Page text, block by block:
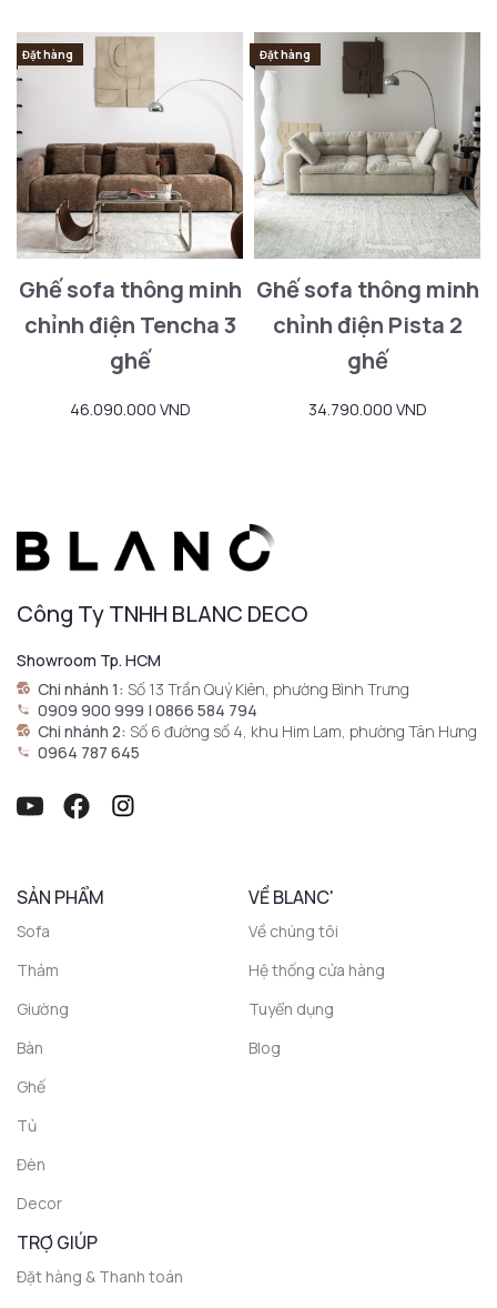
Đặt hàng
Ghế sofa thông minh
chỉnh điện Tencha 3
ghế
46.090.000 VND
Đặt hàng
Ghế sofa thông minh
chỉnh điện Pista 2
ghế
34.790.000 VND
Công Ty TNHH BLANC DECO
Showroom Tp. HCM
Chi nhánh 1: Số 13 Trần Quý Kiên, phường Bình Trưng
0909 900 999 | 0866 584 794
Chi nhánh 2: Số 6 đường số 4, khu Him Lam, phường Tân Hưng
0964 787 645
SẢN PHẨM
Sofa
Thảm
Giường
Bàn
Ghế
Tủ
Đèn
Decor
VỀ BLANC'
Về chúng tôi
Hệ thống cửa hàng
Tuyển dụng
Blog
TRỢ GIÚP
Đặt hàng & Thanh toán